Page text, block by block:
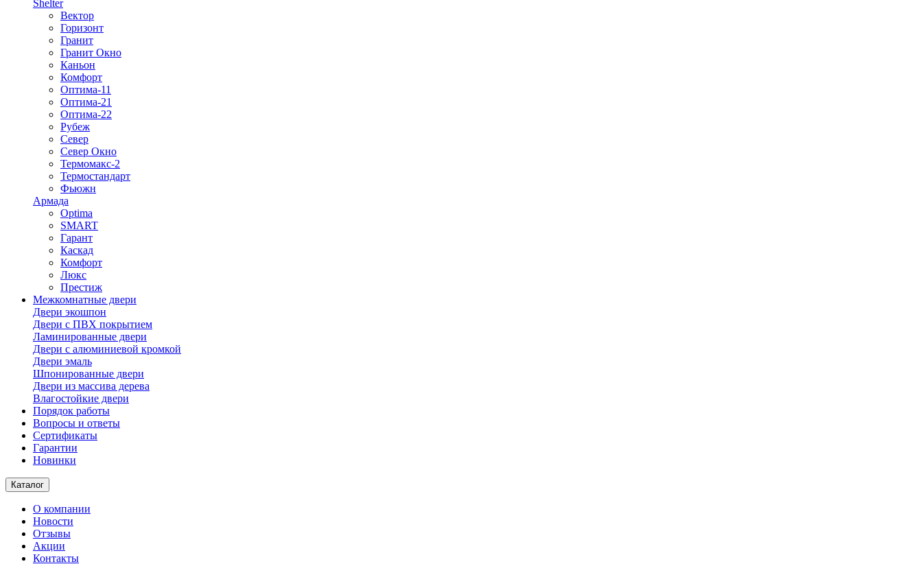
Shelter
Вектор
Горизонт
Гранит
Гранит Окно
Каньон
Комфорт
Оптима-11
Оптима-21
Оптима-22
Рубеж
Север
Север Окно
Термомакс-2
Термостандарт
Фьюжн
Армада
Optima
SMART
Гарант
Каскад
Комфорт
Люкс
Престиж
Межкомнатные двери
Двери экошпон
Двери с ПВХ покрытием
Ламинированные двери
Двери с алюминиевой кромкой
Двери эмаль
Шпонированные двери
Двери из массива дерева
Влагостойкие двери
Порядок работы
Вопросы и ответы
Сертификаты
Гарантии
Новинки
Каталог
О компании
Новости
Отзывы
Акции
Контакты